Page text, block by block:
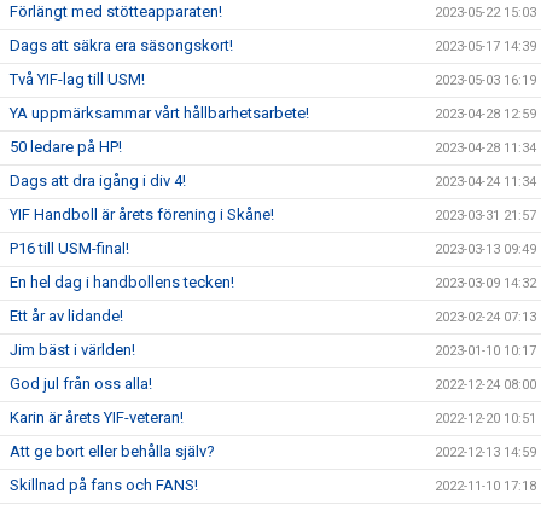
Förlängt med stötteapparaten! 2023-05-22 15:03
Dags att säkra era säsongskort! 2023-05-17 14:39
Två YIF-lag till USM! 2023-05-03 16:19
YA uppmärksammar vårt hållbarhetsarbete! 2023-04-28 12:59
50 ledare på HP! 2023-04-28 11:34
Dags att dra igång i div 4! 2023-04-24 11:34
YIF Handboll är årets förening i Skåne! 2023-03-31 21:57
P16 till USM-final! 2023-03-13 09:49
En hel dag i handbollens tecken! 2023-03-09 14:32
Ett år av lidande! 2023-02-24 07:13
Jim bäst i världen! 2023-01-10 10:17
God jul från oss alla! 2022-12-24 08:00
Karin är årets YIF-veteran! 2022-12-20 10:51
Att ge bort eller behålla själv? 2022-12-13 14:59
Skillnad på fans och FANS! 2022-11-10 17:18